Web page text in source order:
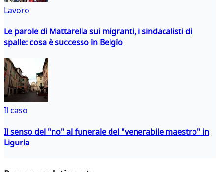
Lavoro
Le parole di Mattarella sui migranti, i sindacalisti di
spalle: cosa è successo in Belgio
Il caso
Il senso del "no" al funerale del "venerabile maestro" in
Liguria